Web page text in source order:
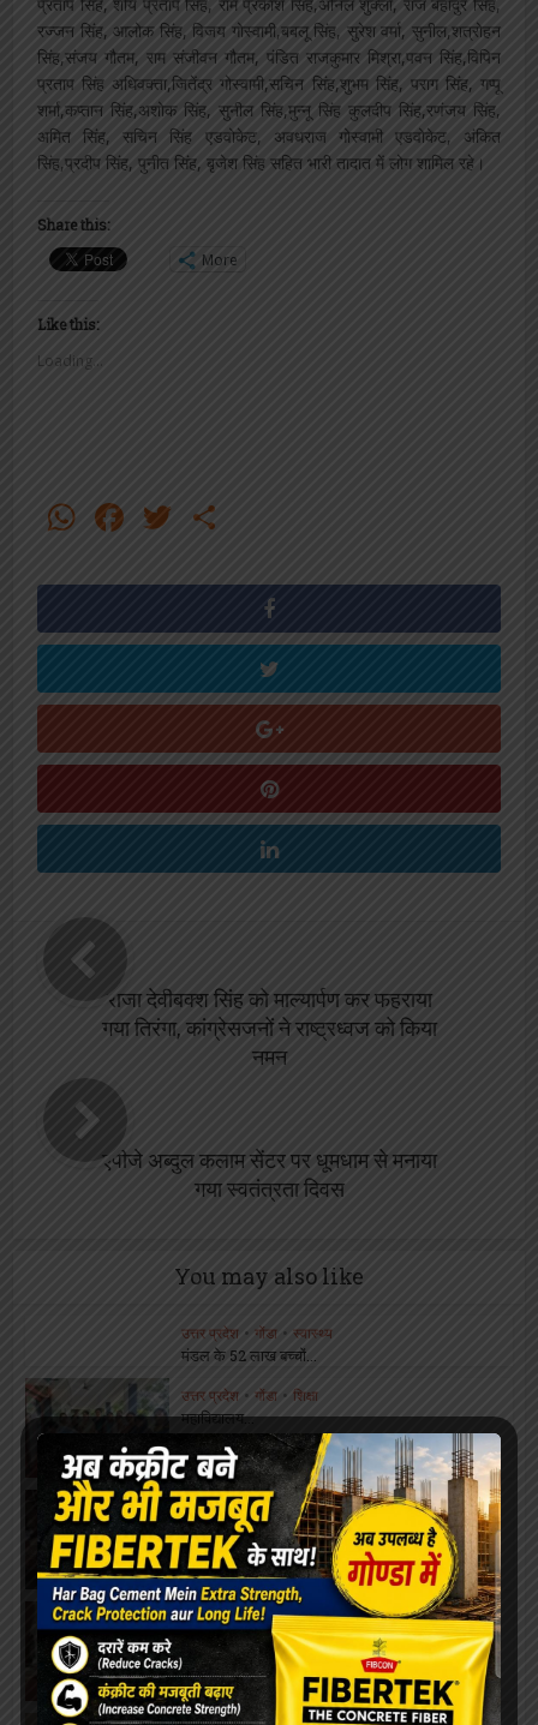
प्रताप सिंह, शौर्य प्रताप सिंह, राम प्रकाश सिंह,अनिल शुक्ला, राज बहादुर सिंह,
रज्जन सिंह, आलोक सिंह, विजय गोस्वामी,बबलू सिंह, सुरेश वर्मा, सुनील,शत्रोहन
सिंह,संजय गौतम, राम संजीवन गौतम, पंडित राजकुमार मिश्रा,पवन सिंह,विपिन
प्रताप सिंह अधिवक्ता,जितेंद्र गोस्वामी,सचिन सिंह,शुभम सिंह, पराग सिंह, गप्पू
शर्मा,कप्तान सिंह,अशोक सिंह, सुनील सिंह,मुन्नू सिंह कुलदीप सिंह,रणंजय सिंह,
अमित सिंह, सचिन सिंह एडवोकेट, अवधराज गोस्वामी एडवोकेट, अंकित
सिंह,प्रदीप सिंह, पुनीत सिंह, बृजेश सिंह सहित भारी तादात में लोग शामिल रहे।
Share this:
More
Like this:
Loading...
WhatsApp
Facebook
Twitter
राजा देवीबक्श सिंह को माल्यार्पण कर फहराया
गया तिरंगा, कांग्रेसजनों ने राष्ट्रध्वज को किया
नमन
एपीजे अब्दुल कलाम सेंटर पर धूमधाम से मनाया
गया स्वतंत्रता दिवस
You may also like
उत्तर प्रदेश • गोंडा • स्वास्थ्य
मंडल के 52 लाख बच्चों...
उत्तर प्रदेश • गोंडा • शिक्षा
महाविद्यालय...
उत्तर प्रदेश • गोंडा • स्वास्थ्य
बीमारी भी नहीं रोक...
उत्तर प्रदेश • गोंडा • शिक्षा
ओरिएंटेशन डे का भब्य...